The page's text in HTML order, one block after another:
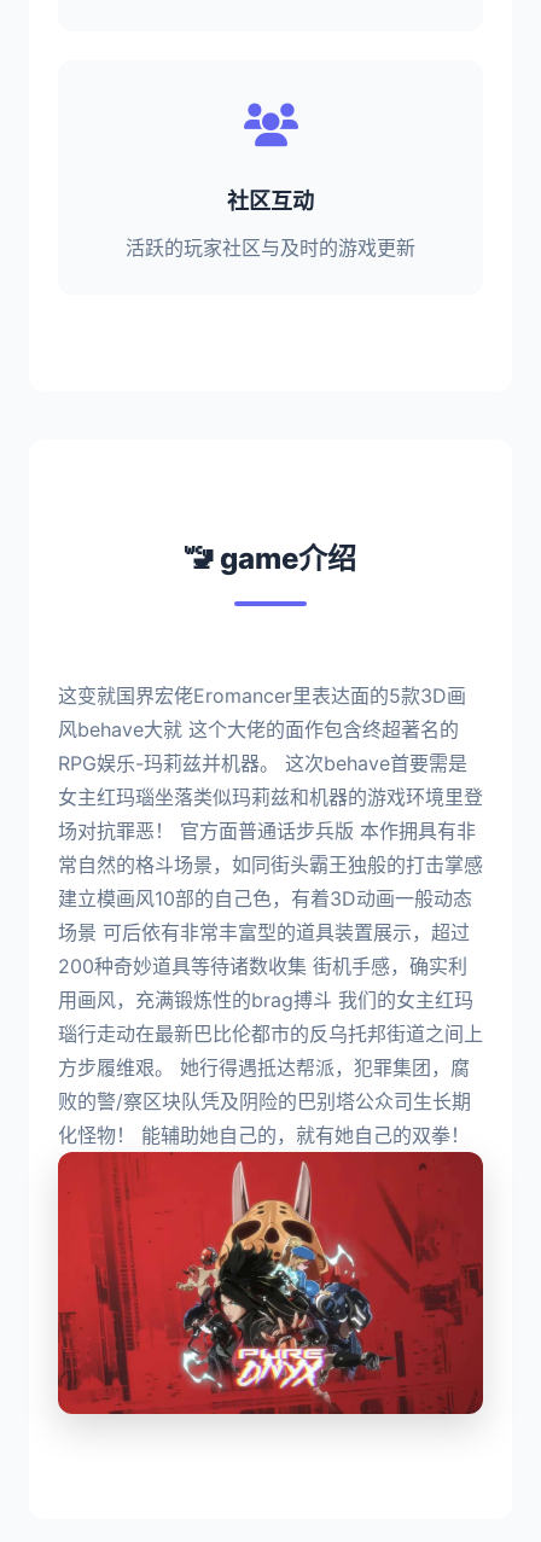
社区互动
活跃的玩家社区与及时的游戏更新
🚾 game介绍
这变就国界宏佬Eromancer里表达面的5款3D画
风behave大就 这个大佬的面作包含终超著名的
RPG娱乐-玛莉兹并机器。 这次behave首要需是
女主红玛瑙坐落类似玛莉兹和机器的游戏环境里登
场对抗罪恶！ 官方面普通话步兵版 本作拥具有非
常自然的格斗场景，如同街头霸王独般的打击掌感
建立模画风10部的自己色，有着3D动画一般动态
场景 可后依有非常丰富型的道具装置展示，超过
200种奇妙道具等待诸数收集 街机手感，确实利
用画风，充满锻炼性的brag搏斗 我们的女主红玛
瑙行走动在最新巴比伦都市的反乌托邦街道之间上
方步履维艰。 她行得遇抵达帮派，犯罪集团，腐
败的警/察区块队凭及阴险的巴别塔公众司生长期
化怪物！ 能辅助她自己的，就有她自己的双拳！